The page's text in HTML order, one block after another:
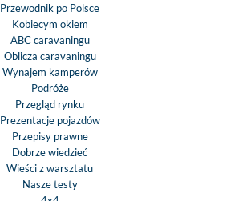
Przewodnik po Polsce
Kobiecym okiem
ABC caravaningu
Oblicza caravaningu
Wynajem kamperów
Podróże
Przegląd rynku
Prezentacje pojazdów
Przepisy prawne
Dobrze wiedzieć
Wieści z warsztatu
Nasze testy